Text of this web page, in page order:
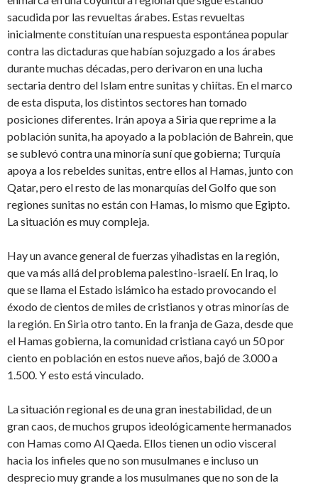
sacudida por las revueltas árabes. Estas revueltas
inicialmente constituían una respuesta espontánea popular
contra las dictaduras que habían sojuzgado a los árabes
durante muchas décadas, pero derivaron en una lucha
sectaria dentro del Islam entre sunitas y chiítas. En el marco
de esta disputa, los distintos sectores han tomado
posiciones diferentes. Irán apoya a Siria que reprime a la
población sunita, ha apoyado a la población de Bahrein, que
se sublevó contra una minoría suní que gobierna; Turquía
apoya a los rebeldes sunitas, entre ellos al Hamas, junto con
Qatar, pero el resto de las monarquías del Golfo que son
regiones sunitas no están con Hamas, lo mismo que Egipto.
La situación es muy compleja.
Hay un avance general de fuerzas yihadistas en la región,
que va más allá del problema palestino-israelí. En Iraq, lo
que se llama el Estado islámico ha estado provocando el
éxodo de cientos de miles de cristianos y otras minorías de
la región. En Siria otro tanto. En la franja de Gaza, desde que
el Hamas gobierna, la comunidad cristiana cayó un 50 por
ciento en población en estos nueve años, bajó de 3.000 a
1.500. Y esto está vinculado.
La situación regional es de una gran inestabilidad, de un
gran caos, de muchos grupos ideológicamente hermanados
con Hamas como Al Qaeda. Ellos tienen un odio visceral
hacia los infieles que no son musulmanes e incluso un
desprecio muy grande a los musulmanes que no son de la